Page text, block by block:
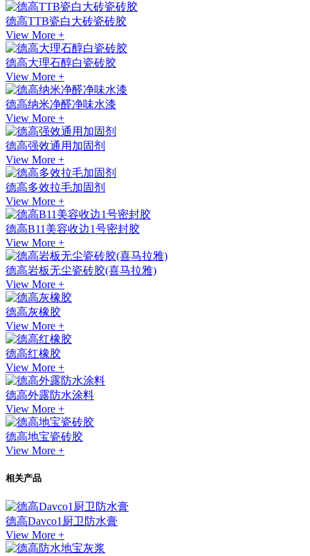
德高TTB瓷白大砖瓷砖胶
View More +
德高大理石醇白瓷砖胶
View More +
德高纳米净醛净味水漆
View More +
德高强效通用加固剂
View More +
德高多效拉毛加固剂
View More +
德高B11美容收边1号密封胶
View More +
德高岩板无尘瓷砖胶(喜马拉雅)
View More +
德高灰橡胶
View More +
德高红橡胶
View More +
德高外露防水涂料
View More +
德高地宝瓷砖胶
View More +
相关产品
德高Davco1厨卫防水膏
View More +